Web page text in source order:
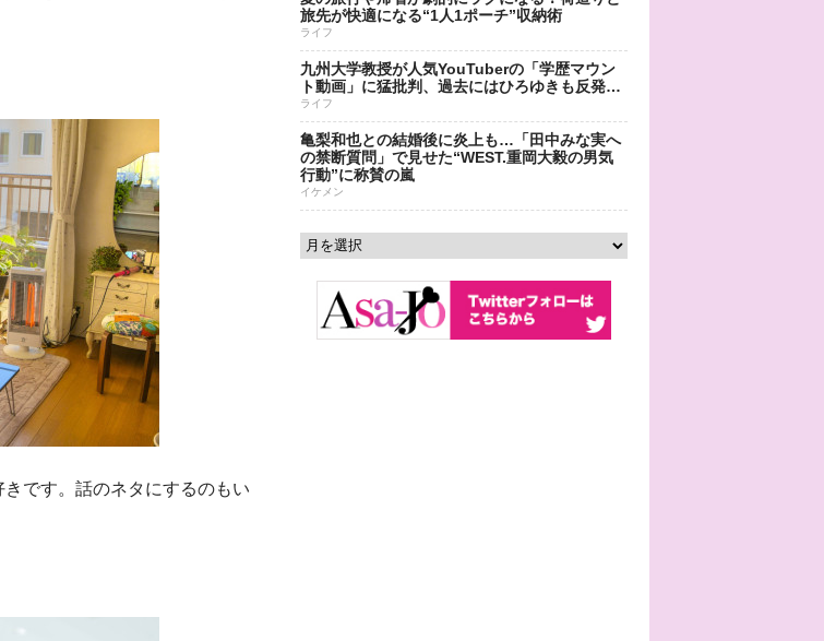
です。話のネタにするのもい
旅先が快適になる“1人1ポーチ”収納術
ライフ
九州大学教授が人気YouTuberの「学歴マウン
ト動画」に猛批判、過去にはひろゆきも反発…
ライフ
亀梨和也との結婚後に炎上も…「田中みな実へ
の禁断質問」で見せた“WEST.重岡大毅の男気
行動”に称賛の嵐
イケメン